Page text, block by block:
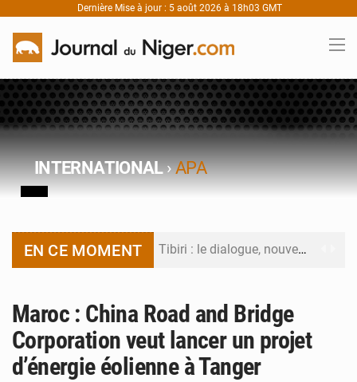
Dernière Mise à jour : 5 août 2026 à 18h03 GMT
INTERNATIONAL›APA
EN CE MOMENT Tibiri : le dialogue, nouveau terrain de jeu pour la paix
Niamey : Mohamed Toumba enchaîne les audiences
Maroc : China Road and Bridge
Corporation veut lancer un projet
d’énergie éolienne à Tanger